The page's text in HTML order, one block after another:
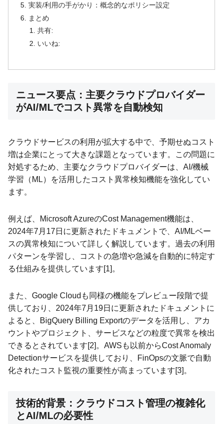
実装/利用の手がかり：概念的なポリシー設定
まとめ
共有:
いいね:
ニュース要点：主要クラウドプロバイダー
がAI/MLでコスト異常を自動検知
クラウドサービスの利用が拡大する中で、予期せぬコスト
増は企業にとって大きな課題となっています。この問題に
対処するため、主要なクラウドプロバイダーは、AI/機械
学習（ML）を活用したコスト異常検知機能を強化してい
ます。
例えば、Microsoft AzureのCost Management機能は、
2024年7月17日に更新されたドキュメントで、AI/MLベー
スの異常検知について詳しく解説しています。過去の利用
パターンを学習し、コストの急増や急減を自動的に特定す
る仕組みを提供しています[1]。
また、Google Cloudも同様の機能をプレビュー段階で提
供しており、2024年7月19日に更新されたドキュメントに
よると、BigQuery Billing Exportのデータを活用し、アカ
ウントやプロジェクト、サービスなどの粒度で異常を検出
できるとされています[2]。AWSも以前からCost Anomaly
Detectionサービスを提供しており、FinOpsの文脈で自動
化されたコスト監視の重要性が高まっています[3]。
技術的背景：クラウドコスト管理の複雑化
とAI/MLの必要性